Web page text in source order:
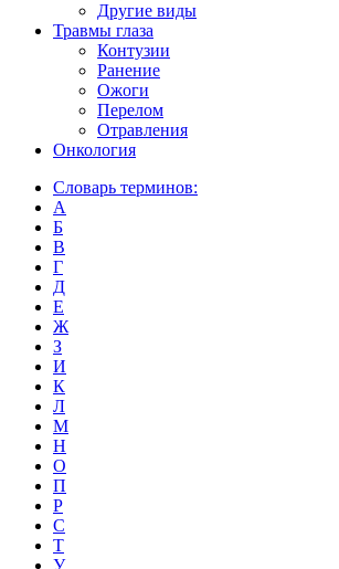
Другие виды
Травмы глаза
Контузии
Ранениe
Ожоги
Перелом
Отравления
Онкология
Словарь терминов:
А
Б
В
Г
Д
Е
Ж
З
И
К
Л
М
Н
О
П
Р
С
Т